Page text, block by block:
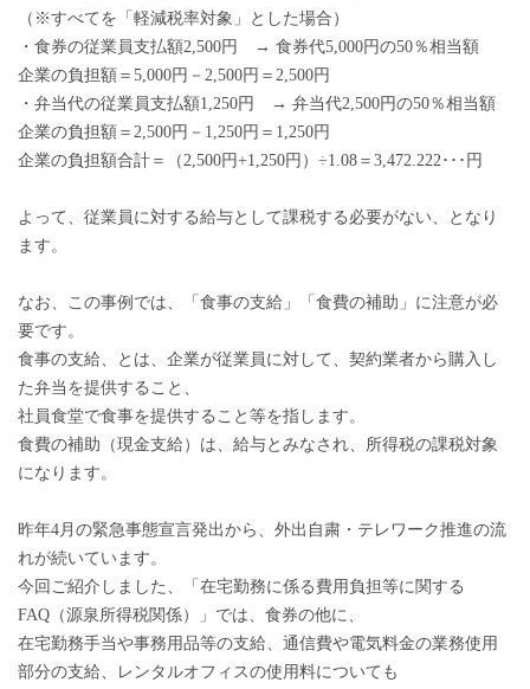
（※すべてを「軽減税率対象」とした場合）
・食券の従業員支払額2,500円 → 食券代5,000円の50％相当額
企業の負担額＝5,000円－2,500円＝2,500円
・弁当代の従業員支払額1,250円 → 弁当代2,500円の50％相当額
企業の負担額＝2,500円－1,250円＝1,250円
企業の負担額合計＝（2,500円+1,250円）÷1.08＝3,472.222･･･円
よって、従業員に対する給与として課税する必要がない、となり
ます。
なお、この事例では、「食事の支給」「食費の補助」に注意が必
要です。
食事の支給、とは、企業が従業員に対して、契約業者から購入し
た弁当を提供すること、
社員食堂で食事を提供すること等を指します。
食費の補助（現金支給）は、給与とみなされ、所得税の課税対象
になります。
昨年4月の緊急事態宣言発出から、外出自粛・テレワーク推進の流
れが続いています。
今回ご紹介しました、「在宅勤務に係る費用負担等に関する
FAQ（源泉所得税関係）」では、食券の他に、
在宅勤務手当や事務用品等の支給、通信費や電気料金の業務使用
部分の支給、レンタルオフィスの使用料についても